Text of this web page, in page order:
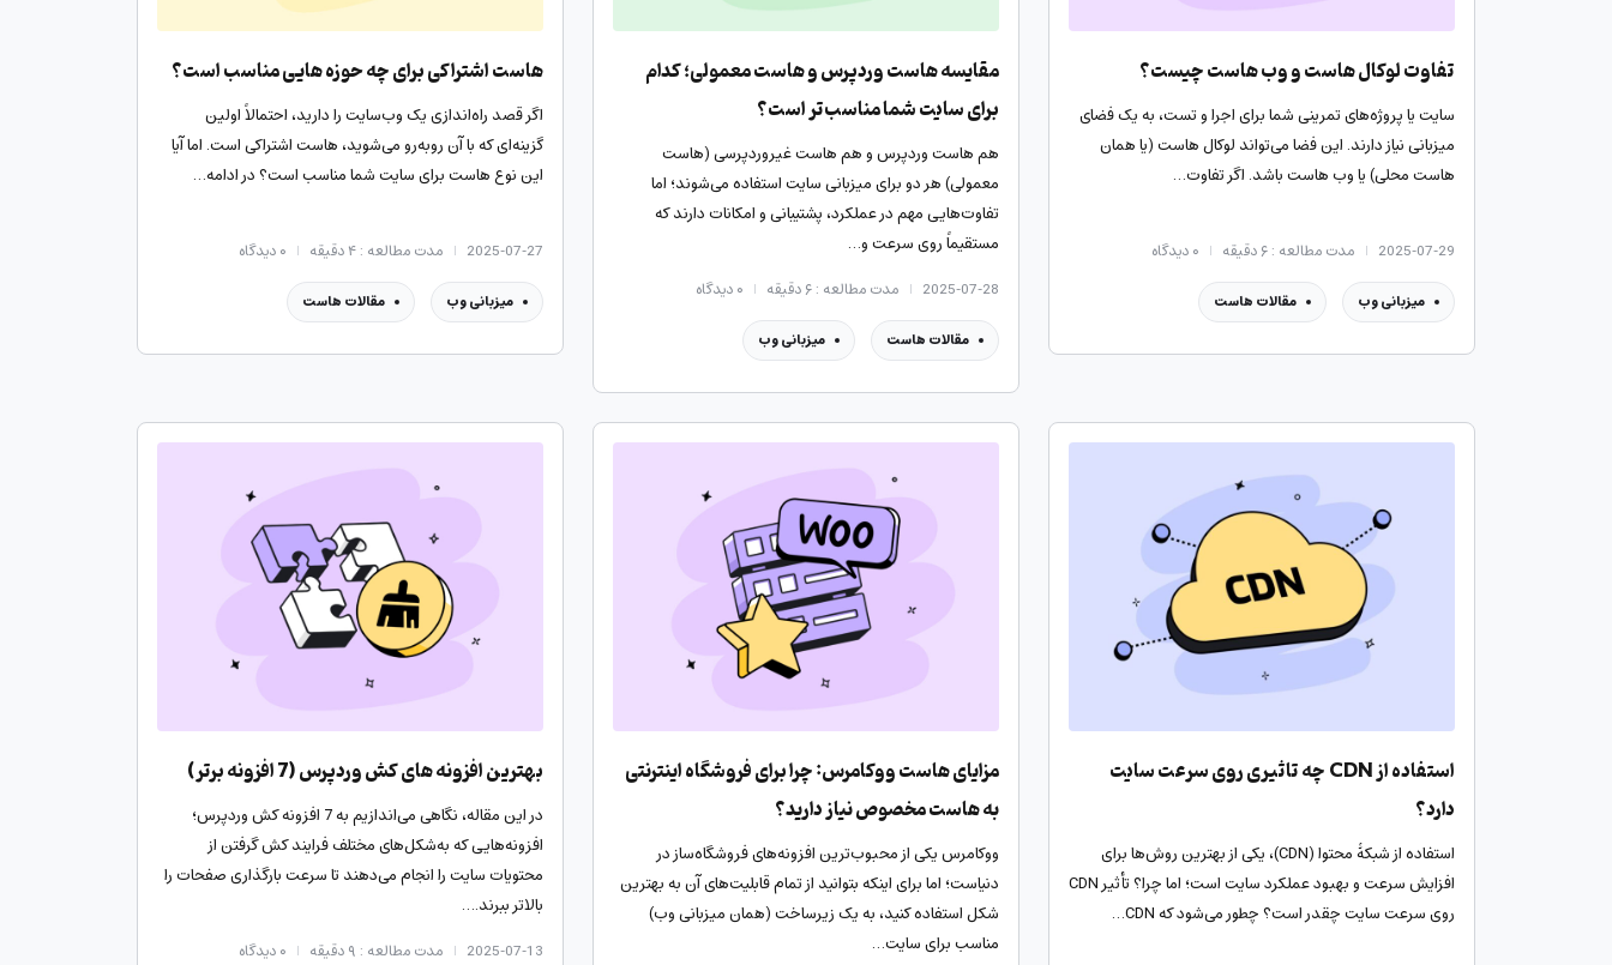
تفاوت لوکال هاست و وب هاست چیست؟
سایت یا پروژه‌های تمرینی شما برای اجرا و تست، به یک فضای
میزبانی نیاز دارند. این فضا می‌تواند لوکال هاست (یا همان
هاست محلی) یا وب هاست باشد. اگر تفاوت…
2025-07-29 مدت مطالعه : ۶ دقیقه ۰دیدگاه
میزبانی وب مقالات هاست
مقایسه هاست وردپرس و هاست معمولی؛ کدام
برای سایت شما مناسب‌تر است؟
هم هاست وردپرس و هم هاست غیروردپرسی (هاست
معمولی) هر دو برای میزبانی سایت استفاده می‌شوند؛ اما
تفاوت‌هایی مهم در عملکرد، پشتیبانی و امکانات دارند که
مستقیماً روی سرعت و…
2025-07-28 مدت مطالعه : ۶ دقیقه ۰دیدگاه
مقالات هاست میزبانی وب
هاست اشتراکی برای چه حوزه هایی مناسب است؟
اگر قصد راه‌اندازی یک وب‌سایت را دارید، احتمالاً اولین
گزینه‌ای که با آن روبه‌رو می‌شوید، هاست اشتراکی است. اما آیا
این نوع هاست برای سایت شما مناسب است؟ در ادامه…
2025-07-27 مدت مطالعه : ۴ دقیقه ۰دیدگاه
میزبانی وب مقالات هاست
استفاده از CDN چه تاثیری روی سرعت سایت
دارد؟
استفاده از شبکۀ محتوا (CDN)، یکی از بهترین روش‌ها برای
افزایش سرعت و بهبود عملکرد سایت است؛ اما چرا؟ تأثیر CDN
روی سرعت سایت چقدر است؟ چطور می‌شود که CDN…
مزایای هاست ووکامرس: چرا برای فروشگاه اینترنتی
به هاست مخصوص نیاز دارید؟
ووکامرس یکی از محبوب‌ترین افزونه‌های فروشگاه‌ساز در
دنیاست؛ اما برای اینکه بتوانید از تمام قابلیت‌های آن به بهترین
شکل استفاده کنید، به یک زیرساخت (همان میزبانی وب)
مناسب برای سایت…
بهترین افزونه های کش وردپرس (7 افزونه برتر)
در این مقاله، نگاهی می‌اندازیم به 7 افزونه کش وردپرس؛
افزونه‌هایی که به‌شکل‌های مختلف فرایند کش گرفتن از
محتویات سایت را انجام می‌دهند تا سرعت بارگذاری صفحات را
بالاتر ببرند.…
2025-07-13 مدت مطالعه : ۹ دقیقه ۰دیدگاه